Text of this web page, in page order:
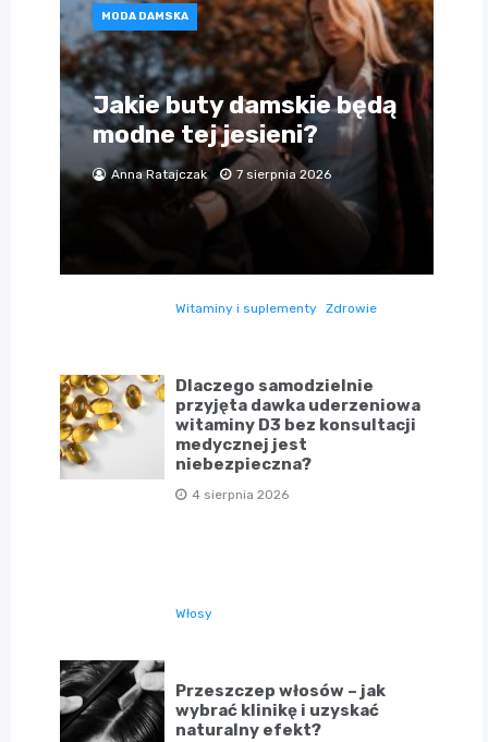
MODA DAMSKA
Jakie buty damskie będą
modne tej jesieni?
Anna Ratajczak 7 sierpnia 2026
Witaminy i suplementy Zdrowie
Dlaczego samodzielnie
przyjęta dawka uderzeniowa
witaminy D3 bez konsultacji
medycznej jest
niebezpieczna?
4 sierpnia 2026
Włosy
Przeszczep włosów – jak
wybrać klinikę i uzyskać
naturalny efekt?